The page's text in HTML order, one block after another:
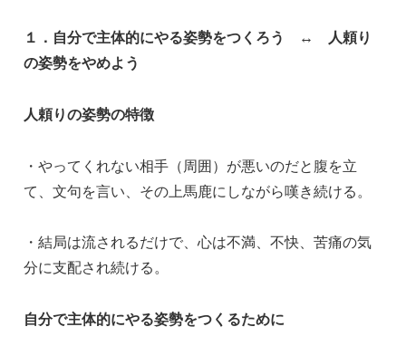
１．自分で主体的にやる姿勢をつくろう ↔ 人頼り
の姿勢をやめよう
人頼りの姿勢の特徴
・やってくれない相手（周囲）が悪いのだと腹を立
て、文句を言い、その上馬鹿にしながら嘆き続ける。
・結局は流されるだけで、心は不満、不快、苦痛の気
分に支配され続ける。
自分で主体的にやる姿勢をつくるために